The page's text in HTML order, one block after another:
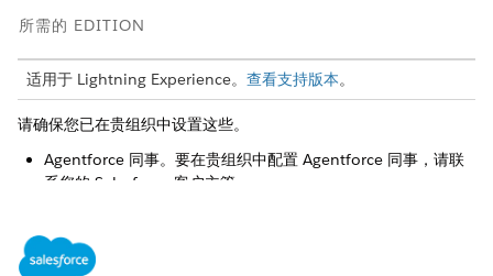
所需的 EDITION
适用于 Lightning Experience。 查看支持版本。
请确保您已在贵组织中设置这些。
Agentforce 同事。要在贵组织中配置 Agentforce 同事，请联
系您的 Salesforce 客户主管。
Enterprise Knowledge 计费注意事项